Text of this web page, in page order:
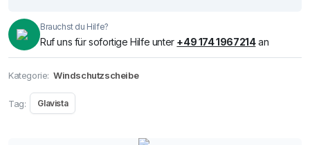
Brauchst du Hilfe?
Ruf uns für sofortige Hilfe unter +49 174 1967214an
Kategorie: Windschutzscheibe
Tag: Glavista